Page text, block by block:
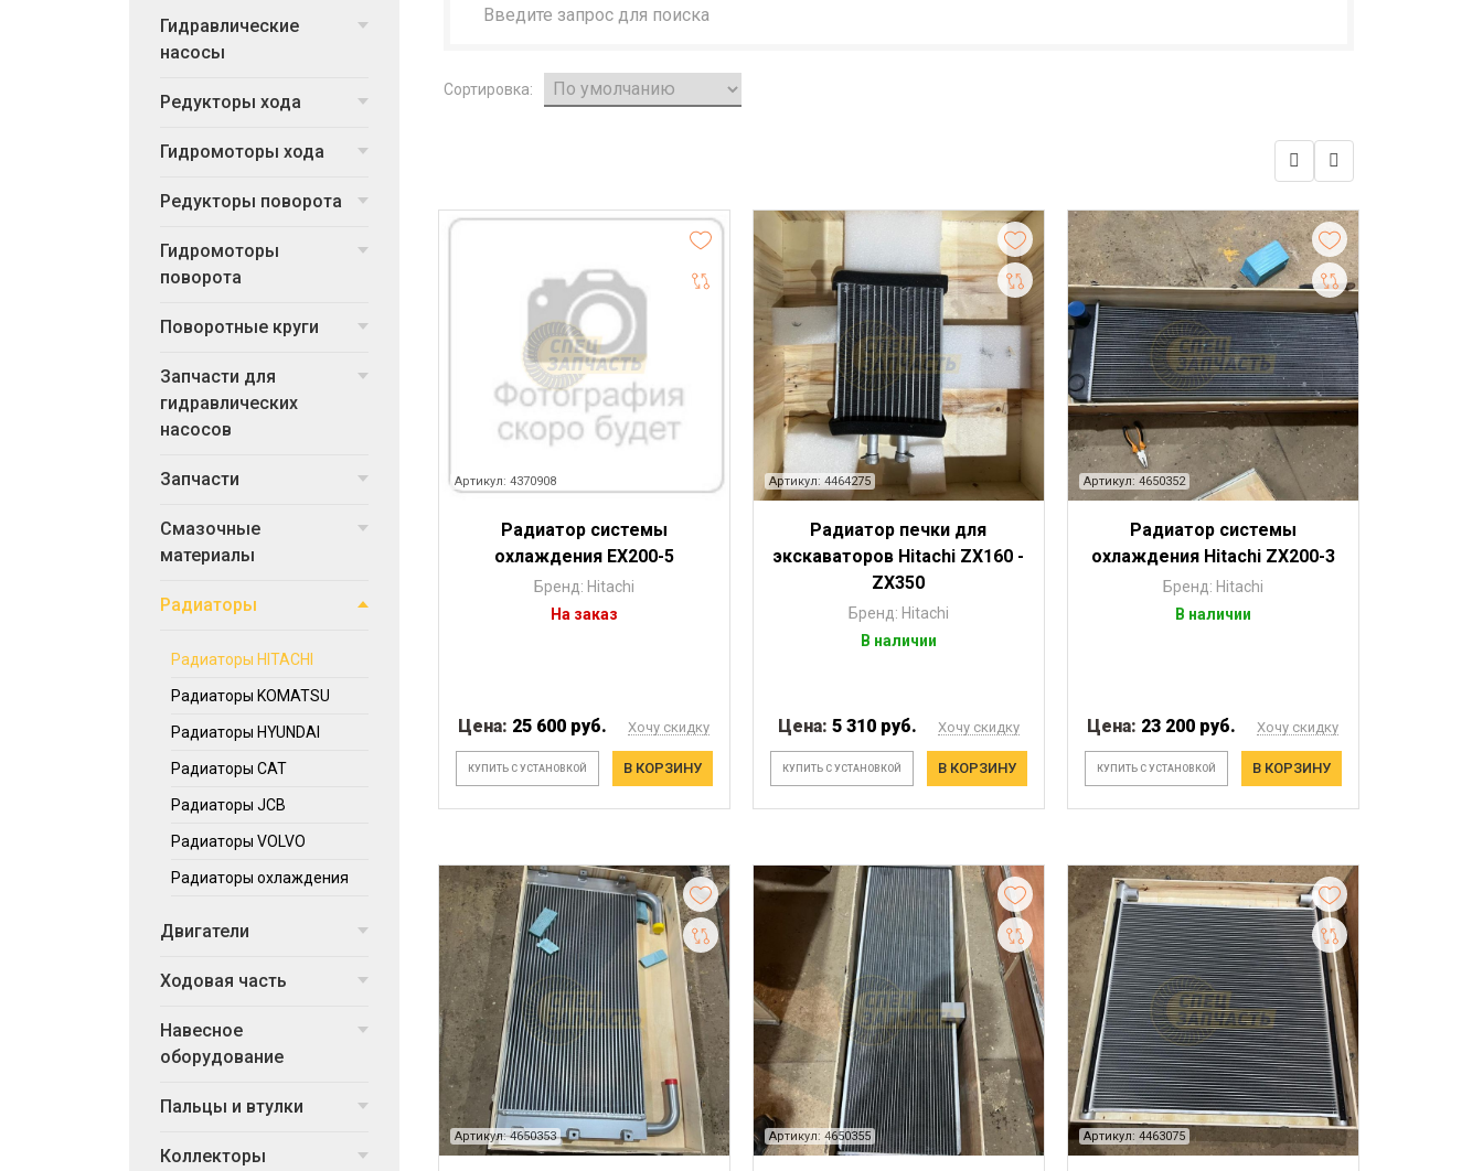
Гидравлические
насосы
Редукторы хода
Гидромоторы хода
Редукторы поворота
Гидромоторы
поворота
Поворотные круги
Запчасти для
гидравлических
насосов
Запчасти
Смазочные
материалы
Радиаторы
Радиаторы HITACHI
Радиаторы KOMATSU
Радиаторы HYUNDAI
Радиаторы CAT
Радиаторы JCB
Радиаторы VOLVO
Радиаторы охлаждения
Двигатели
Ходовая часть
Навесное
оборудование
Пальцы и втулки
Коллекторы
Сортировка:
Артикул: 4370908
Радиатор системы
охлаждения EX200-5
Бренд: Hitachi
На заказ
Цена: 25 600 руб. Хочу скидку
КУПИТЬ С УСТАНОВКОЙ В КОРЗИНУ
Артикул: 4464275
Радиатор печки для
экскаваторов Hitachi ZX160 -
ZX350
Бренд: Hitachi
В наличии
Цена: 5 310 руб. Хочу скидку
КУПИТЬ С УСТАНОВКОЙ В КОРЗИНУ
Артикул: 4650352
Радиатор системы
охлаждения Hitachi ZX200-3
Бренд: Hitachi
В наличии
Цена: 23 200 руб. Хочу скидку
КУПИТЬ С УСТАНОВКОЙ В КОРЗИНУ
Артикул: 4650353 Артикул: 4650355 Артикул: 4463075